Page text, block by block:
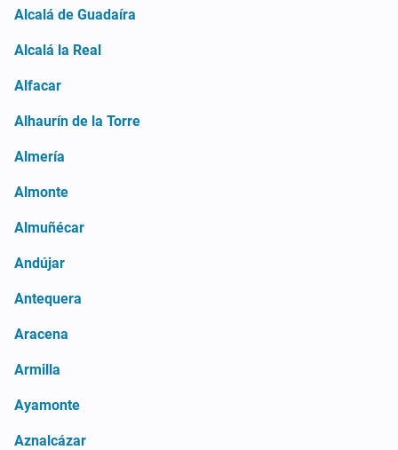
Alcalá de Guadaíra
Alcalá la Real
Alfacar
Alhaurín de la Torre
Almería
Almonte
Almuñécar
Andújar
Antequera
Aracena
Armilla
Ayamonte
Aznalcázar